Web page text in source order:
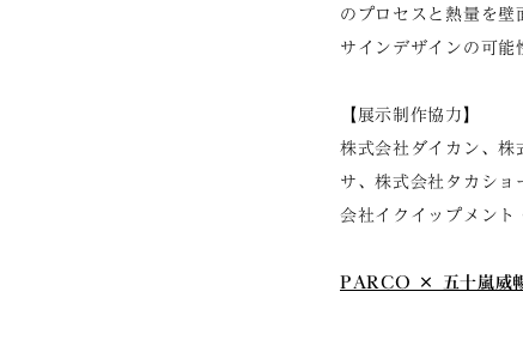
のプロセスと熱量を壁
サインデザインの可能
【展示制作協力】
株式会社ダイカン、株
サ、株式会社タカシ
会社イクイップメント
PARCO × 五十嵐威